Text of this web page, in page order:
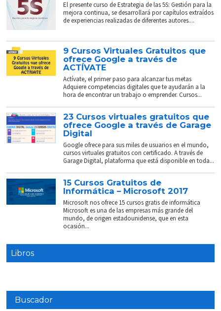
El presente curso de Estrategia de las 5S: Gestión para la
mejora continua, se desarrollará por capítulos extraídos
de experiencias realizadas de diferentes autores....
9 Cursos Virtuales Gratuitos que
ofrece Google a través de
ACTÍVATE
Actívate, el primer paso para alcanzar tus metas
Adquiere competencias digitales que te ayudarán a la
hora de encontrar un trabajo o emprender. Cursos...
23 Cursos virtuales gratuitos que
ofrece Google a través de Garage
Digital
Google ofrece para sus miles de usuarios en el mundo,
cursos virtuales gratuitos con certificado. A través de
Garage Digital, plataforma que está disponible en toda...
15 Cursos Gratuitos de
Informática – Microsoft 2017
Microsoft nos ofrece 15 cursos gratis de informática
Microsoft es una de las empresas más grande del
mundo, de origen estadounidense, que en esta
ocasión...
Libros
Buscador